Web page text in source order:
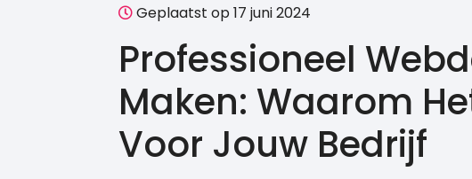
Geplaatst op 17 juni 2024
Professioneel
Maken: Waarom
Voor Jouw Bedrijf